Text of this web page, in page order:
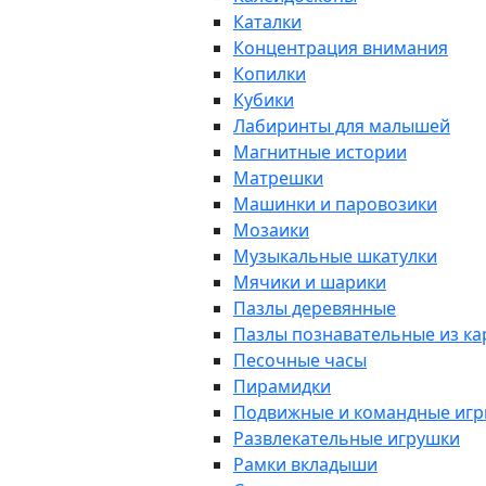
Каталки
Концентрация внимания
Копилки
Кубики
Лабиринты для малышей
Магнитные истории
Матрешки
Машинки и паровозики
Мозаики
Музыкальные шкатулки
Мячики и шарики
Пазлы деревянные
Пазлы познавательные из
Песочные часы
Пирамидки
Подвижные и командные
Развлекательные игрушки
Рамки вкладыши